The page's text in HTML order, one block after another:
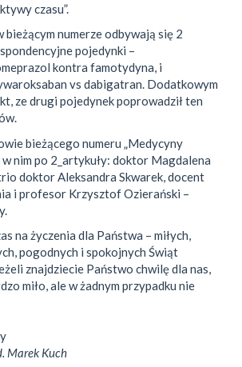
czasu”.
bieżącym numerze odbywają się 2
pojedynki –
kontra famotydyna, i
vs dabigatran. Dodatkowym
ze drugi pojedynek poprowadził ten
bieżącego numeru „Medycyny
w nim po 2_artykuły: doktor Magdalena
doktor Aleksandra Skwarek, docent
i profesor Krzysztof Ozierański –
na życzenia dla Państwa – miłych,
pogodnych i spokojnych Świąt
znajdziecie Państwo chwilę dla nas,
miło, ale w żadnym przypadku nie
Marek Kuch